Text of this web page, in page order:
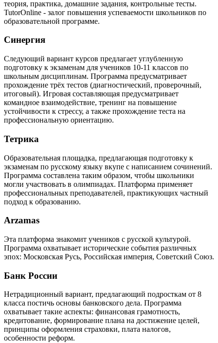
теория, практика, домашние задания, контрольные тесты.
TutorOnline - залог повышения успеваемости школьников по
образовательной программе.
Синергия
Следующий вариант курсов предлагает углубленную
подготовку к экзаменам для учеников 10-11 классов по
школьным дисциплинам. Программа предусматривает
прохождение трёх тестов (диагностический, проверочный,
итоговый). Игровая составляющая предусматривает
командное взаимодействие, тренинг на повышение
устойчивости к стрессу, а также прохождение теста на
профессиональную ориентацию.
Тетрика
Образовательная площадка, предлагающая подготовку к
экзаменам по русскому языку вкупе с написанием сочинений.
Программа составлена таким образом, чтобы школьники
могли участвовать в олимпиадах. Платформа применяет
профессиональных преподавателей, практикующих частный
подход к образованию.
Arzamas
Эта платформа знакомит учеников с русской культурой.
Программа охватывает исторические события различных
эпох: Московская Русь, Российская империя, Советский Союз.
Банк России
Нетрадиционный вариант, предлагающий подросткам от 8
класса постичь основы банковского дела. Программа
охватывает такие аспекты: финансовая грамотность,
кредитование, формирование плана на достижение целей,
принципы оформления страховки, плата налогов,
особенности реформ.